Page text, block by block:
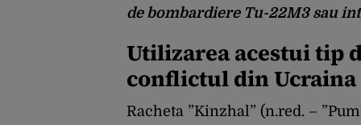
de bombardiere Tu-22M3 sau
Utilizarea acestui tip
conflictul din Ucraina
Racheta ”Kinzhal” (n.red. –